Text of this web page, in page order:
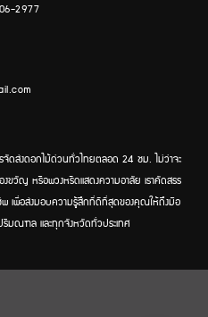
2977
ดส่งดอกไม้ด่วนทั่วไทยตลอด 24 ชม. ไม่ว่าจะ
ขวัญ หรือพวงหรีดแสดงความอาลัย เราคัดสรร
พ เพื่อส่งมอบความรู้สึกที่ดีที่สุดของคุณให้ถึงมือ
มณฑล และทุกจังหวัดทั่วประเทศ